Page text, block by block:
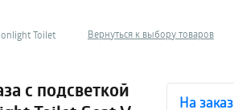
Вернуться к выбору товаров
Toilet
с подсветкой
На заказ